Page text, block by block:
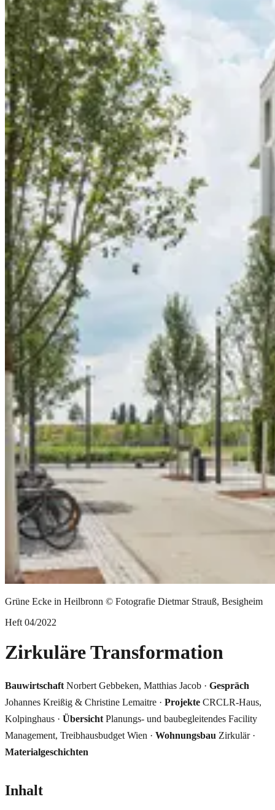
Grüne Ecke in Heilbronn © Fotografie Dietmar Strauß, Besigheim
Heft 04/2022
Zirkuläre Transformation
Bauwirtschaft Norbert Gebbeken, Matthias Jacob · Gespräch
Johannes Kreißig & Christine Lemaitre · Projekte CRCLR-Haus,
Kolpinghaus · Übersicht Planungs- und baubegleitendes Facility
Management, Treibhausbudget Wien · Wohnungsbau Zirkulär ·
Materialgeschichten
Inhalt